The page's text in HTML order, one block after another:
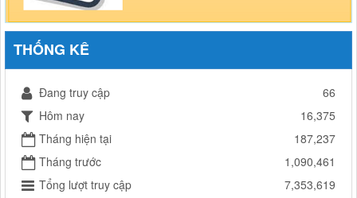
THỐNG KÊ
Đang truy cập
66
Hôm nay
16,375
Tháng hiện tại
187,237
Tháng trước
1,090,461
Tổng lượt truy cập
7,353,619